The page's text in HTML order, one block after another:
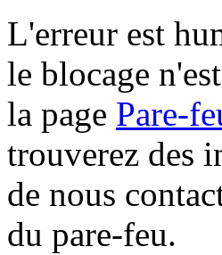
L'erreur est
le blocage
la page Pare-
trouverez des
de nous
du pare-feu.